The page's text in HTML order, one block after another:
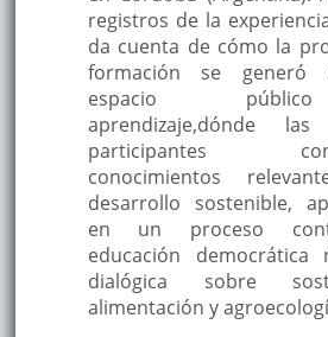
registros de la
da cuenta de cómo la
formación se generó
espacio
aprendizaje,dónde las
participantes
conocimientos
desarrollo sostenible,
en un proceso
educación democrática
dialógica sobre
alimentación y